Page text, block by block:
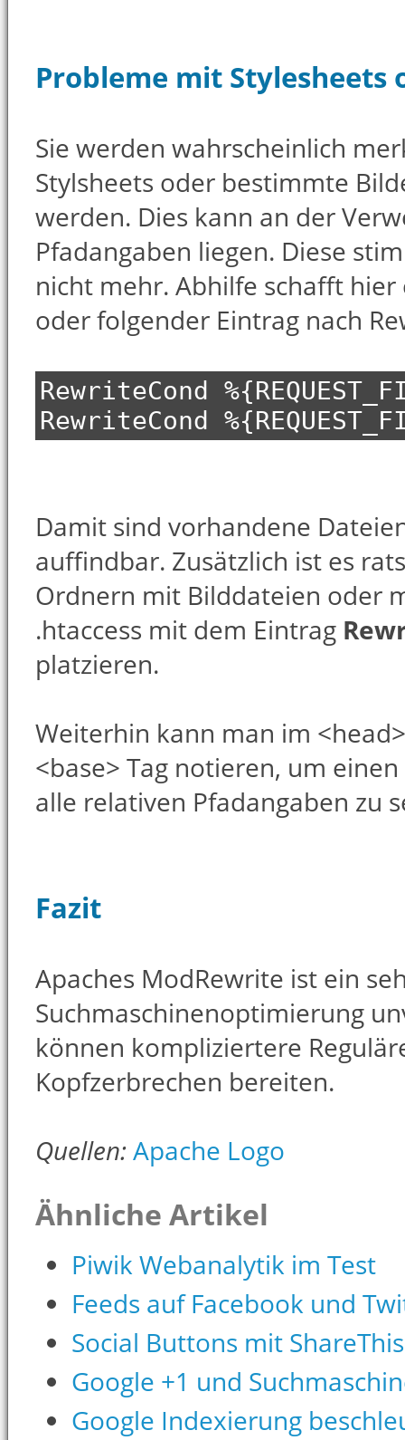
Probleme mit Stylesheets
Sie werden wahrscheinlich
Stylsheets oder bestimmte
werden. Dies kann an der
Pfadangaben liegen. Diese
nicht mehr. Abhilfe schafft
oder folgender Eintrag nach
RewriteCond
RewriteCond
Damit sind vorhandene
auffindbar. Zusätzlich ist es
Ordnern mit Bilddateien oder
.htaccess mit dem Eintrag
platzieren.
Weiterhin kann man im
<base> Tag notieren, um
alle relativen Pfadangaben zu
Fazit
Apaches ModRewrite ist ein
Suchmaschinenoptimierung
können kompliziertere
Kopfzerbrechen bereiten.
Quellen:Apache Logo
Ähnliche Artikel
Piwik Webanalytik im Test
Feeds auf Facebook und
Social Buttons mit ShareThis
Google +1 und
Google Indexierung